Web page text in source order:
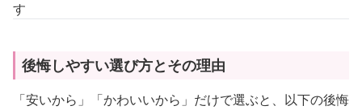
す
後悔しやすい選び方とその理由
「安いから」「かわいいから」だけで選ぶと、以下の後悔